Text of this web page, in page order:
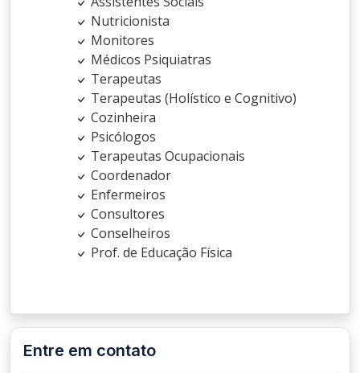
Nutricionista
Monitores
Médicos Psiquiatras
Terapeutas
Terapeutas (Holístico e Cognitivo)
Cozinheira
Psicólogos
Terapeutas Ocupacionais
Coordenador
Enfermeiros
Consultores
Conselheiros
Prof. de Educação Física
Entre em contato